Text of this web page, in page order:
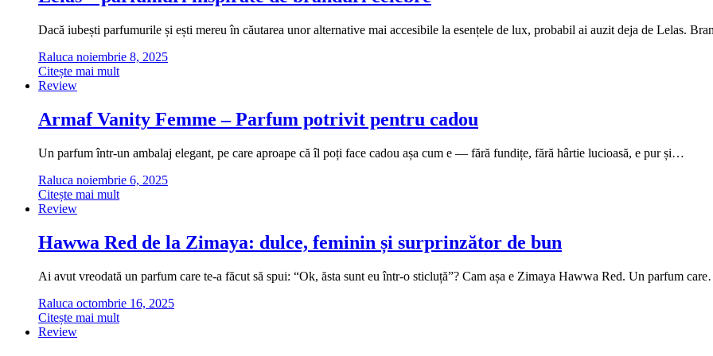
Dacă iubești parfumurile și ești mereu în căutarea unor alternative mai accesibile la esențele de lux, probabil ai auzit deja de Lelas.
Raluca noiembrie 8, 2025
Citește mai mult
Review
Armaf Vanity Femme – Parfum potrivit pentru cadou
Un parfum într-un ambalaj elegant, pe care aproape că îl poți face cadou așa cum e — fără fundițe, fără hârtie lucioasă, e pur și…
Raluca noiembrie 6, 2025
Citește mai mult
Review
Hawwa Red de la Zimaya: dulce, feminin și surprinzător de bun
Ai avut vreodată un parfum care te-a făcut să spui: “Ok, ăsta sunt eu într-o sticluță”? Cam așa e Zimaya Hawwa Red. Un parfum
Raluca octombrie 16, 2025
Citește mai mult
Review